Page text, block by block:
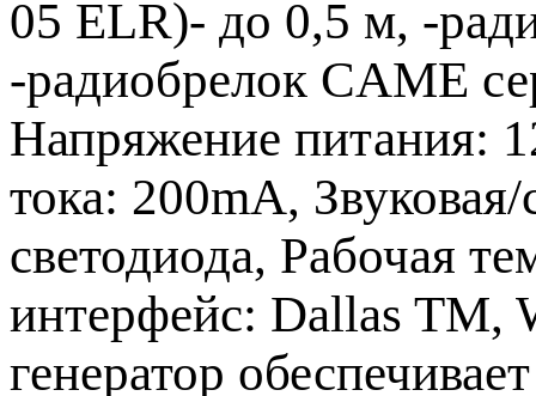
05 ELR)- до 0,5 м, -
-радиобрелок CAME
Напряжение питания:
тока: 200mA,
светодиода, Рабочая
интерфейс: Dallas TM,
генератор